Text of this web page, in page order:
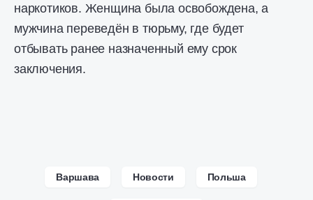
наркотиков. Женщина была освобождена, а
мужчина переведён в тюрьму, где будет
отбывать ранее назначенный ему срок
заключения.
Варшава Новости Польша